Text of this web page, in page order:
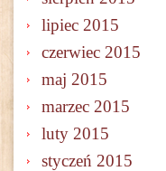
lipiec 2015
czerwiec 2015
maj 2015
marzec 2015
luty 2015
styczeń 2015